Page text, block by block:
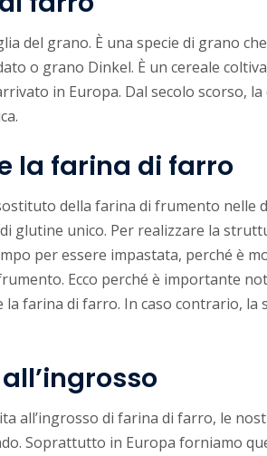
del grano. È una specie di grano che
o grano Dinkel. È un cereale
in Europa. Dal secolo scorso,
la farina di farro
della farina di frumento nelle
glutine unico. Per realizzare la
per essere impastata, perché è
Ecco perché è importante
la farina di farro. In caso contrario,
all’ingrosso di farina di farro, le
Soprattutto in Europa forniamo